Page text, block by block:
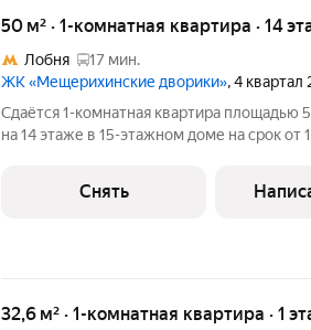
50 м² · 1-комнатная квартира · 14
Лобня
17 мин.
ЖК «Мещерихинские дворики», 4 квартал
Сдаётся 1-комнатная квартира площадью
на 14 этаже в 15-этажном доме на срок от
монолитный. Коммунальные услуги по
Снять
32,6 м² · 1-комнатная квартира · 1